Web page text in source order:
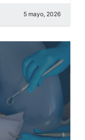
5 mayo, 2026